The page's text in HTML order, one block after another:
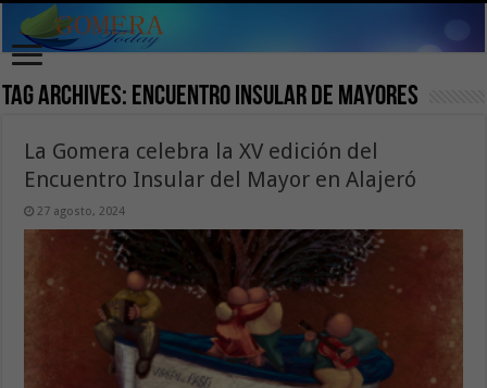
Tag Archives: Encuentro Insular de Mayores
La Gomera celebra la XV edición del
Encuentro Insular del Mayor en Alajeró
27 agosto, 2024